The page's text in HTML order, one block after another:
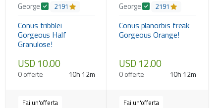
George 2191
Conus tribblei
Gorgeous Half
Granulose!
USD 10.00
0 offerte 10h 12m
Fai un'offerta
George 2191
Conus planorbis freak
Gorgeous Orange!
USD 12.00
0 offerte 10h 12m
Fai un'offerta